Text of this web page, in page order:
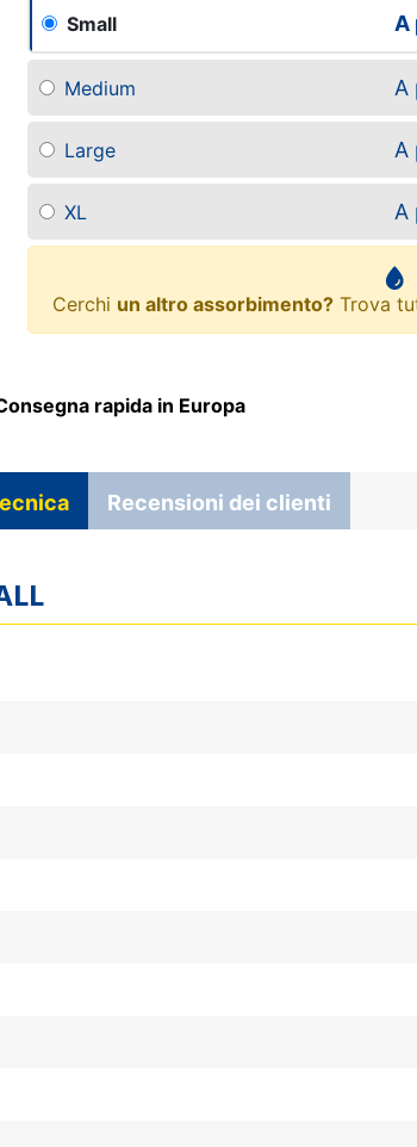
Small A
Medium A
Large A
XL A
Cerchi un altro assorbimento?Trova
rapida in Europa
Recensioni dei clienti